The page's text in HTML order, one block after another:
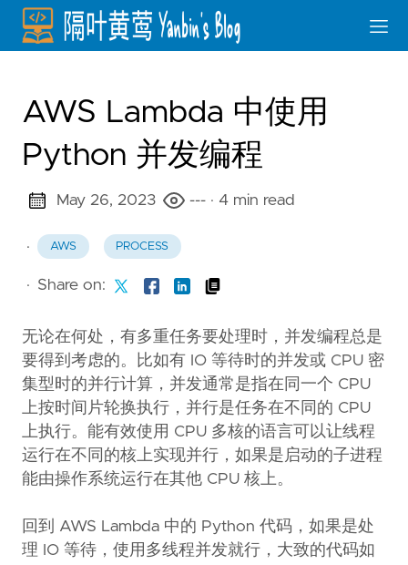
AWS Lambda 中使用
Python 并发编程
May 26, 2023 --- · 4 min read
· AWS PROCESS
· Share on:
无论在何处，有多重任务要处理时，并发编程总是
要得到考虑的。比如有 IO 等待时的并发或 CPU 密
集型时的并行计算，并发通常是指在同一个 CPU
上按时间片轮换执行，并行是任务在不同的 CPU
上执行。能有效使用 CPU 多核的语言可以让线程
运行在不同的核上实现并行，如果是启动的子进程
能由操作系统运行在其他 CPU 核上。
回到 AWS Lambda 中的 Python 代码，如果是处
理 IO 等待，使用多线程并发就行，大致的代码如